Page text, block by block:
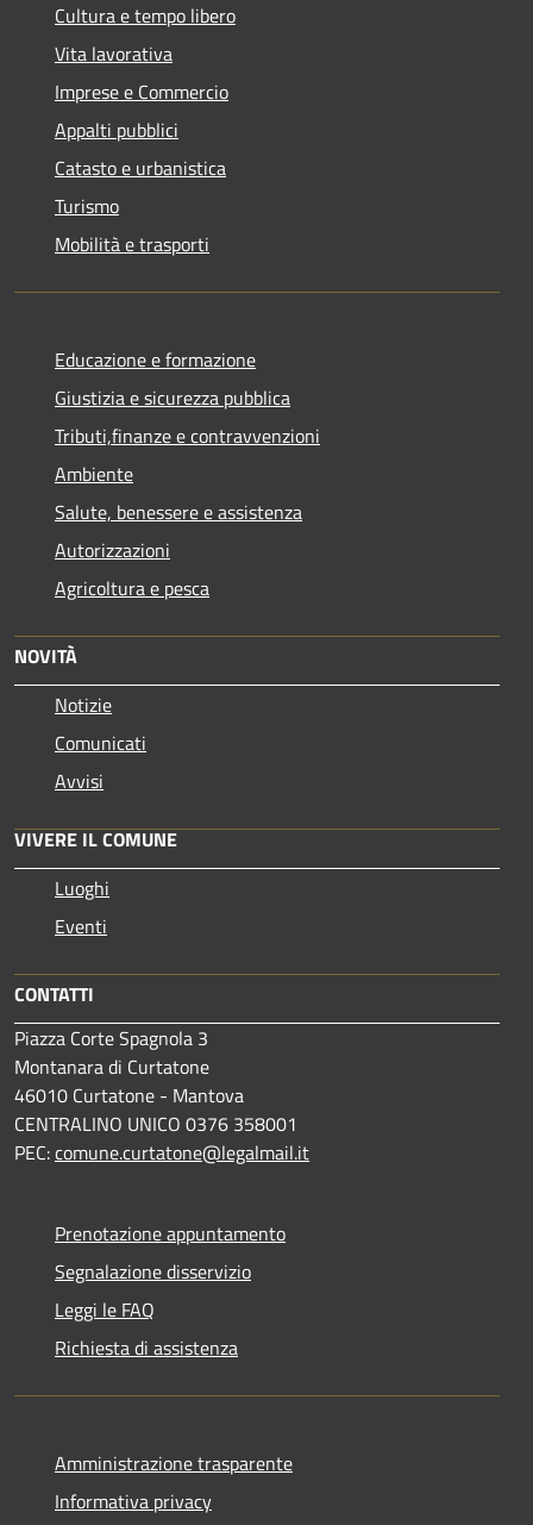
Cultura e tempo libero
Vita lavorativa
Imprese e Commercio
Appalti pubblici
Catasto e urbanistica
Turismo
Mobilità e trasporti
Educazione e formazione
Giustizia e sicurezza pubblica
Tributi,finanze e contravvenzioni
Ambiente
Salute, benessere e assistenza
Autorizzazioni
Agricoltura e pesca
NOVITÀ
Notizie
Comunicati
Avvisi
VIVERE IL COMUNE
Luoghi
Eventi
CONTATTI
Piazza Corte Spagnola 3
Montanara di Curtatone
46010 Curtatone - Mantova
CENTRALINO UNICO 0376 358001
PEC:comune.curtatone@legalmail.it
Prenotazione appuntamento
Segnalazione disservizio
Leggi le FAQ
Richiesta di assistenza
Amministrazione trasparente
Informativa privacy